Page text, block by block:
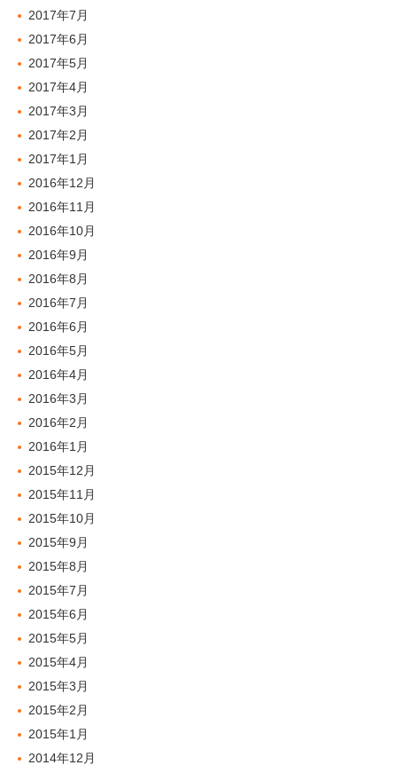
2017年7月
2017年6月
2017年5月
2017年4月
2017年3月
2017年2月
2017年1月
2016年12月
2016年11月
2016年10月
2016年9月
2016年8月
2016年7月
2016年6月
2016年5月
2016年4月
2016年3月
2016年2月
2016年1月
2015年12月
2015年11月
2015年10月
2015年9月
2015年8月
2015年7月
2015年6月
2015年5月
2015年4月
2015年3月
2015年2月
2015年1月
2014年12月